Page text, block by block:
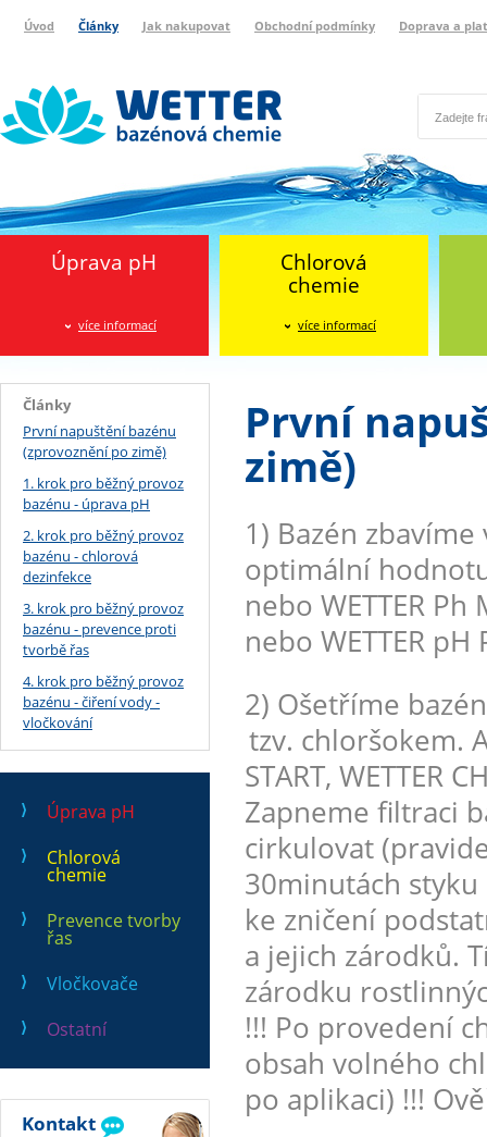
Úvod Články Jak nakupovat Obchodní podmínky Doprava a
Úprava pH
více informací
Chlorová
chemie
více informací
Články
První napuštění bazénu
(zprovoznění po zimě)
1. krok pro běžný provoz
bazénu - úprava pH
2. krok pro běžný provoz
bazénu - chlorová
dezinfekce
3. krok pro běžný provoz
bazénu - prevence proti
tvorbě řas
4. krok pro běžný provoz
bazénu - čiření vody -
vločkování
Úprava pH
Chlorová
chemie
Prevence tvorby
řas
Vločkovače
Ostatní
Kontakt
První
zimě)
1) Bazén
optimální hodnotu
nebo WETTER Ph
nebo WETTER
2) Ošetříme
tzv. chloršokem.
START, WETTER
Zapneme filtraci
cirkulovat
30minutách
ke zničení
a jejich zárodků.
zárodku
!!! Po provedení
obsah volného
po aplikaci) !!!